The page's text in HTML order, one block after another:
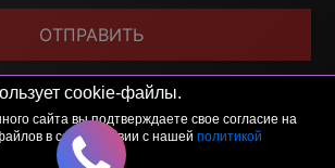
cookie-файлы.
сайта вы подтверждаете свое согласие на
в соответствии с нашей политикой
ОТПРАВИТЬ
политики обработки
данных